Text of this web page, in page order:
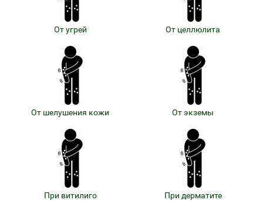
От угрей От целлюлита
От шелушения кожи От экземы
При витилиго При дерматите